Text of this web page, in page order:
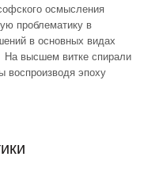
осмысления
проблематику в
в основных видах
На высшем витке спирали
воспроизводя эпоху